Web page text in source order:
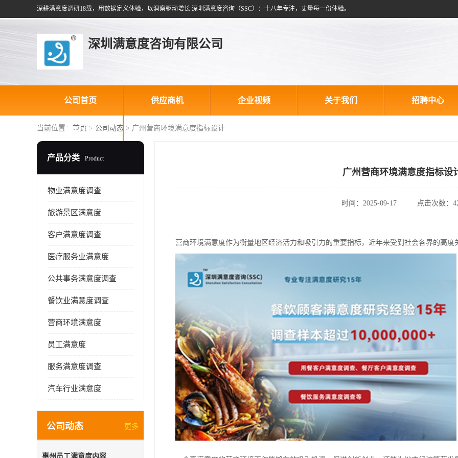
深耕满意度调研18载，用数据定义体验，以洞察驱动增长 深圳满意度咨询（SSC）：十八年专注，丈量每一份体验。
深圳满意度咨询有限公司
公司首页 供应商机 企业视频 关于我们 招聘中心
联系方式
当前位置： 首页 > 公司动态 > 广州营商环境满意度指标设计
产品分类 Product
物业满意度调查
旅游景区满意度
客户满意度调查
医疗服务业满意度
公共事务满意度调查
餐饮业满意度调查
营商环境满意度
员工满意度
服务满意度调查
汽车行业满意度
公司动态 更多
惠州员工满意度内容
广州营商环境满意度指标设
时间：2025-09-17 点击次数：
营商环境满意度作为衡量地区经济活力和吸引力的重要指标，近年来受到社会各界的高度